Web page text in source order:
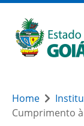
Home
Cumprimento